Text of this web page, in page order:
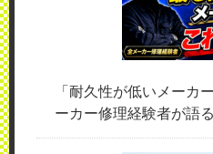
「耐久性が低いメーカ
ーカー修理経験者が語